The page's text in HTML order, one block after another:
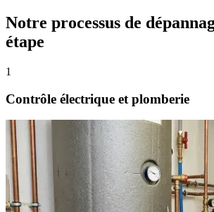
Notre processus de
étape
1
Contrôle électrique et plomberie